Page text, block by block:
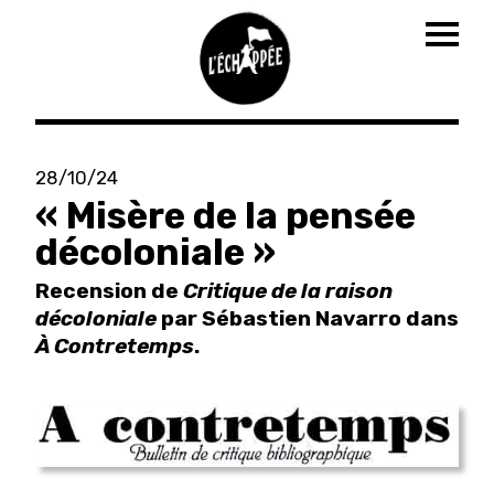
Aller
contenu
principal
28/10/24
« Misère de la pensée
décoloniale »
Recension de Critique de la raison
décoloniale par Sébastien Navarro dans
À Contretemps.